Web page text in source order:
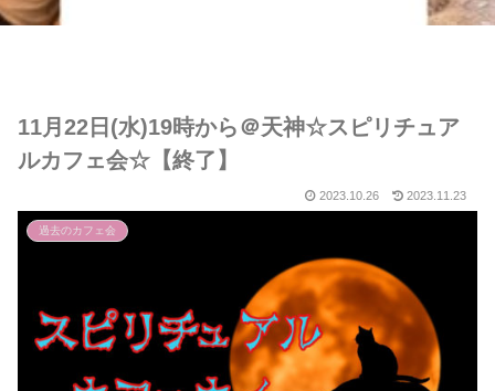
11月22日(水)19時から＠天神☆スピリチュア
ルカフェ会☆【終了】
2023.10.26 2023.11.23
過去のカフェ会